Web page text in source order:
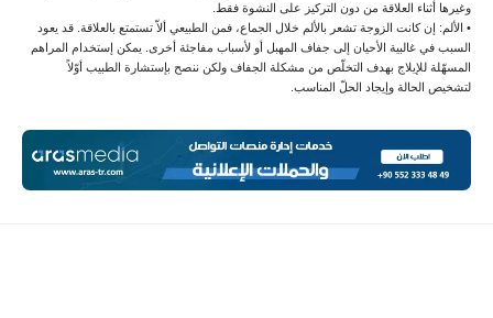
وغيرها أثناء العلاقة من دون التركيز على النشوة فقط.
• الألم: إن كانت الزوجة تشعر بالألم خلال الجماع، فمن الطبيعي ألاّ تستمتع بالعلاقة. قد يعود
السبب في غالبية الأحيان إلى جفاف المهبل أو لأسباب مفاجئة أخرى. يمكن إستخدام المراهم
المسهّلة للإيلاج بهدف التخلّص من مشكلة الجفاف ولكن ننصح بإستشارة الطبيب أوّلاً
لتشخيص الحالة وإيجاد الحلّ المناسب.